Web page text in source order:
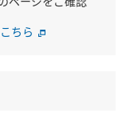
ちら